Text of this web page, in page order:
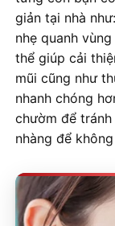
giản tại nhà
nhẹ quanh
thể giúp cải
mũi cũng như
nhanh chóng
chườm để
nhàng để